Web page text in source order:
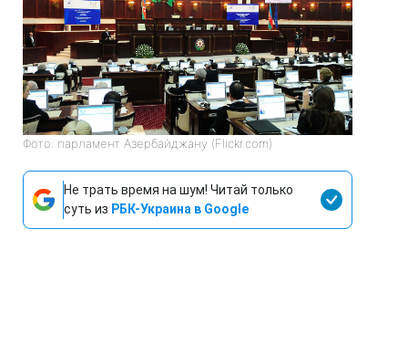
Фото: парламент Азербайджану (Flickr.com)
Не трать время на шум! Читай только
суть из РБК-Украина в Google